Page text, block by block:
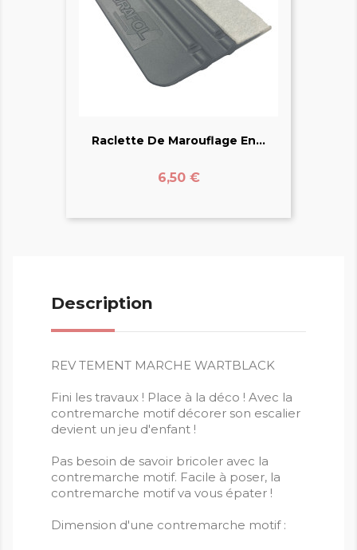
Raclette De Marouflage En...
Prix
6,50 €
Description
REV TEMENT MARCHE WARTBLACK
Fini les travaux ! Place à la déco ! Avec la
contremarche motif décorer son escalier
devient un jeu d'enfant !
Pas besoin de savoir bricoler avec la
contremarche motif. Facile à poser, la
contremarche motif va vous épater !
Dimension d'une contremarche motif :